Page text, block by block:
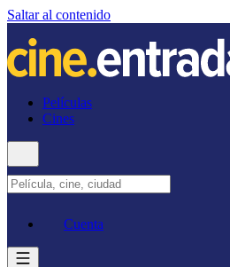
Saltar al contenido
Películas
Cines
Cuenta